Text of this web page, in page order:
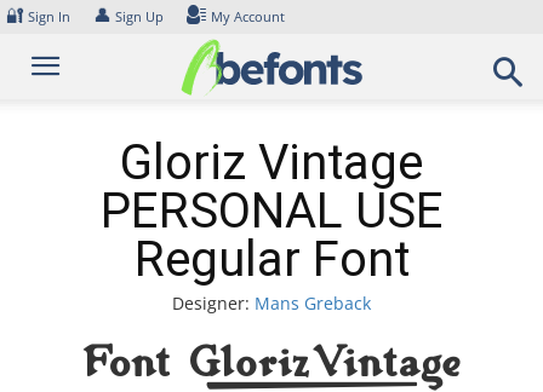
Skip
content
🔐 Sign In 👤 Sign Up My Account
Gloriz Vintage
PERSONAL USE
Regular Font
Designer: Mans Greback
Font Gloriz Vintage